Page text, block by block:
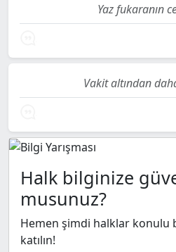
Yaz fukaranın
Vakit altından
Halk bilginize
musunuz?
Hemen şimdi halklar konulu
katılın!